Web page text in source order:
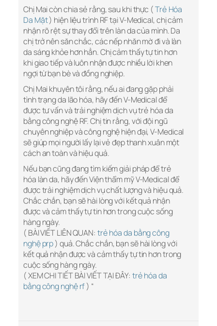
Chị Mai còn chia sẻ rằng, sau khi thực (Trẻ Hóa
Da Mặt) hiện liệu trình RF tại V-Medical, chị cảm
nhận rõ rệt sự thay đổi trên làn da của mình. Da
chị trở nên săn chắc, các nếp nhăn mờ đi và làn
da sáng khỏe hơn hẳn. Chị cảm thấy tự tin hơn
khi giao tiếp và luôn nhận được nhiều lời khen
ngợi từ bạn bè và đồng nghiệp.
Chị Mai khuyên tôi rằng, nếu ai đang gặp phải
tình trạng da lão hóa, hãy đến V-Medical để
được tư vấn và trải nghiệm dịch vụ trẻ hóa da
bằng công nghệ RF. Chị tin rằng, với đội ngũ
chuyên nghiệp và công nghệ hiện đại, V-Medical
sẽ giúp mọi người lấy lại vẻ đẹp thanh xuân một
cách an toàn và hiệu quả.
Nếu bạn cũng đang tìm kiếm giải pháp để trẻ
hóa làn da, hãy đến Viện thẩm mỹ V-Medical để
được trải nghiệm dịch vụ chất lượng và hiệu quả.
Chắc chắn, bạn sẽ hài lòng với kết quả nhận
được và cảm thấy tự tin hơn trong cuộc sống
hàng ngày.
( BÀI VIẾT LIÊN QUAN: trẻ hóa da bằng công
nghệ prp) quả. Chắc chắn, bạn sẽ hài lòng với
kết quả nhận được và cảm thấy tự tin hơn trong
cuộc sống hàng ngày.
( XEM CHI TIẾT BÀI VIẾT TẠI ĐÂY: trẻ hóa da
bằng công nghệ rf) “